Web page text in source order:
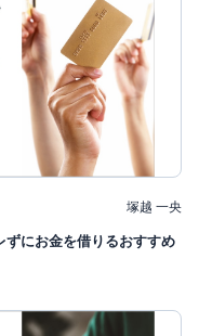
塚越 一央
ずにお金を借りるおすすめ